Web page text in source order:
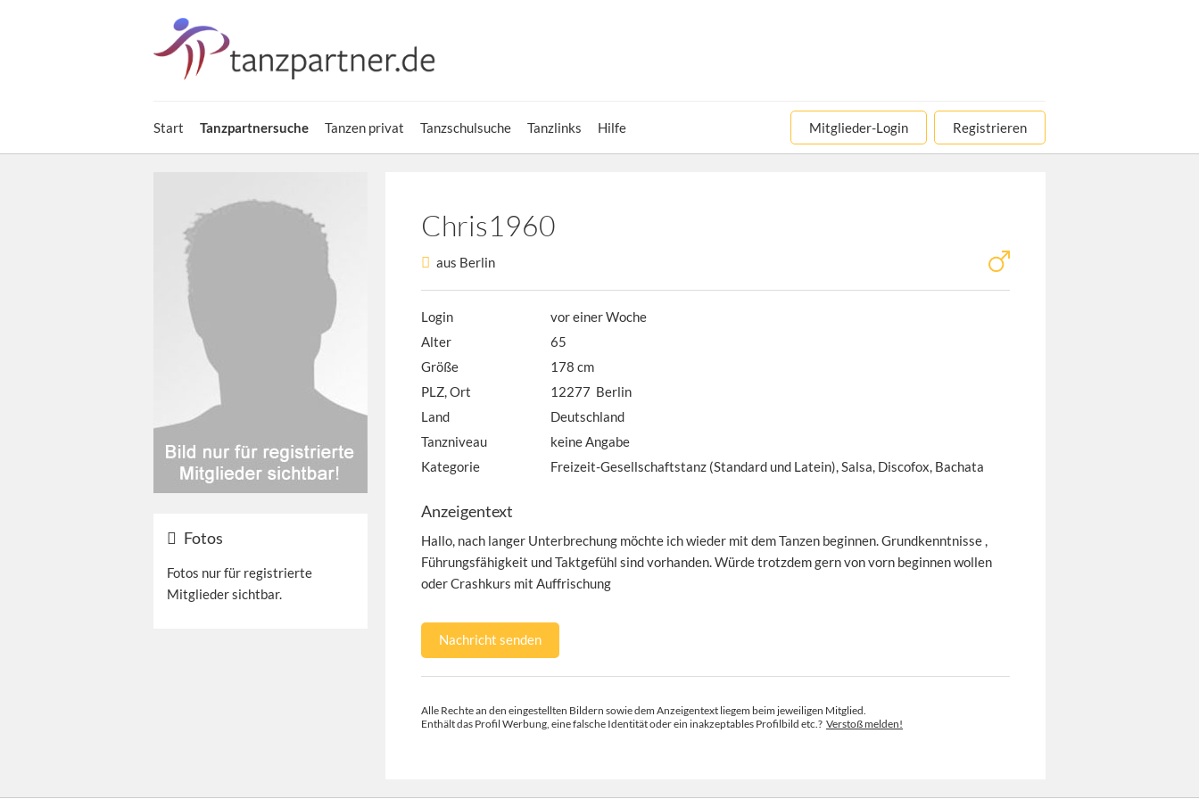
Start Tanzpartnersuche Tanzen privat Tanzschulsuche Tanzlinks Hilfe Mitglieder-Login Registrieren
Fotos
Fotos nur für registrierte
Mitglieder sichtbar.
Chris1960
aus Berlin
Login
vor einer Woche
Alter
65
Größe
178 cm
PLZ, Ort
12277 Berlin
Land
Deutschland
Tanzniveau
keine Angabe
Kategorie
Freizeit-Gesellschaftstanz (Standard und Latein), Salsa, Discofox, Bachata
Anzeigentext
Hallo, nach langer Unterbrechung möchte ich wieder mit dem Tanzen beginnen. Grundkenntnisse ,
Führungsfähigkeit und Taktgefühl sind vorhanden. Würde trotzdem gern von vorn beginnen wollen
oder Crashkurs mit Auffrischung
Nachricht senden
Alle Rechte an den eingestellten Bildern sowie dem Anzeigentext liegem beim jeweiligen Mitglied.
Enthält das Profil Werbung, eine falsche Identität oder ein inakzeptables Profilbild etc.? Verstoß melden!